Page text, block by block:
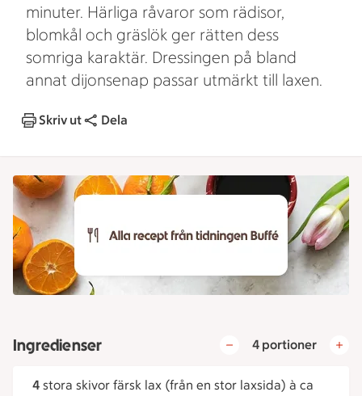
minuter. Härliga råvaror som rädisor,
blomkål och gräslök ger rätten dess
somriga karaktär. Dressingen på bland
annat dijonsenap passar utmärkt till laxen.
Skriv ut Dela
Ingredienser 4 portioner
4 stora skivor färsk lax (från en stor laxsida) à ca